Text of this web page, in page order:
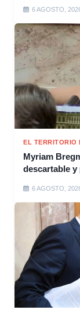
6 AGOSTO,
EL TERRITORIO
Myriam
descartable y
6 AGOSTO,